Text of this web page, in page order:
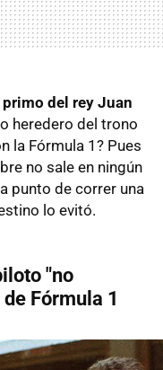
del rey Juan
heredero del trono
la Fórmula 1? Pues
no sale en ningún
punto de correr una
lo evitó.
"no
Fórmula 1